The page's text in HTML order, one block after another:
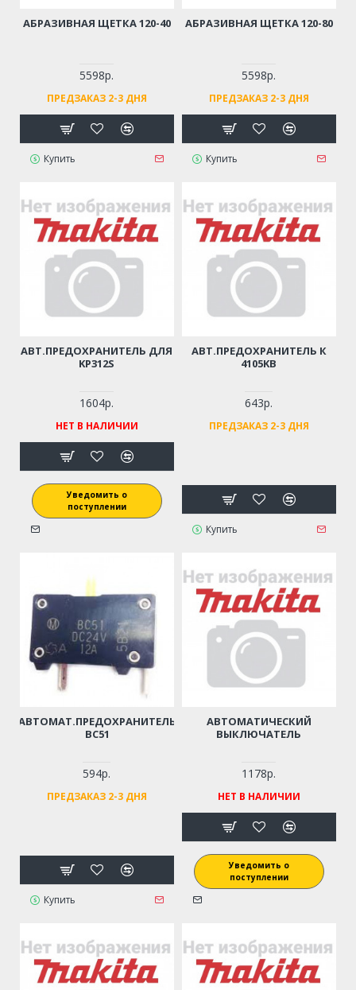
АБРАЗИВНАЯ ЩЕТКА 120-40
5598р.
ПРЕДЗАКАЗ 2-3 ДНЯ
Купить
АБРАЗИВНАЯ ЩЕТКА 120-80
5598р.
ПРЕДЗАКАЗ 2-3 ДНЯ
Купить
АВТ.ПРЕДОХРАНИТЕЛЬ ДЛЯ
KP312S
1604р.
НЕТ В НАЛИЧИИ
Уведомить о
поступлении
АВТ.ПРЕДОХРАНИТЕЛЬ К
4105KB
643р.
ПРЕДЗАКАЗ 2-3 ДНЯ
Купить
АВТОМАТ.ПРЕДОХРАНИТЕЛЬ
BC51
594р.
ПРЕДЗАКАЗ 2-3 ДНЯ
Купить
АВТОМАТИЧЕСКИЙ
ВЫКЛЮЧАТЕЛЬ
1178р.
НЕТ В НАЛИЧИИ
Уведомить о
поступлении